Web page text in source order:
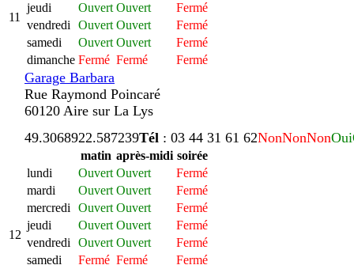
11
jeudi
Ouvert Ouvert
Fermé
vendredi
Ouvert Ouvert
Fermé
samedi
Ouvert Ouvert
Fermé
dimanche Fermé Fermé Fermé
Garage Barbara
Rue Raymond Poincaré
60120 Aire sur La Lys
12
49.3068922.587239Tél : 03 44 31 61 62NonNonNonOui
matin après-midi soirée
lundi
Ouvert Ouvert
Fermé
mardi
Ouvert Ouvert
Fermé
mercredi
Ouvert Ouvert
Fermé
jeudi
Ouvert Ouvert
Fermé
vendredi
Ouvert Ouvert
Fermé
samedi
Fermé Fermé Fermé